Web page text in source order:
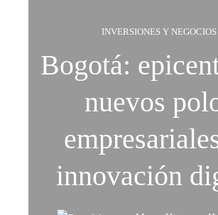
INVERSIONES Y NEGOCIOS
Bogotá:
nuevos
innovación